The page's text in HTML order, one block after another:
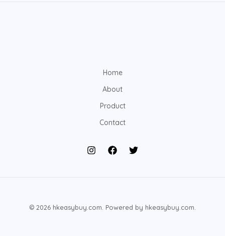
Home
About
Product
Contact
© 2026 hkeasybuy.com. Powered by hkeasybuy.com.